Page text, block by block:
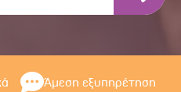
Άμεση εξυπηρέτηση